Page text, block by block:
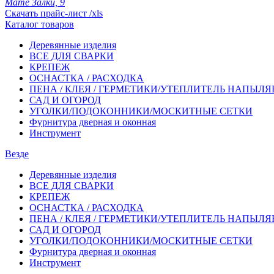
Скачать прайс-лист /xls
Каталог товаров
Деревянные изделия
ВСЕ ДЛЯ СВАРКИ
КРЕПЕЖ
ОСНАСТКА / РАСХОДКА
ПЕНА / КЛЕЯ / ГЕРМЕТИКИ/УТЕПЛИТЕЛЬ
САД И ОГОРОД
УГОЛКИ/ПОДОКОННИКИ/МОСКИТНЫЕ СЕТКИ
Фурнитура дверная и оконная
Инструмент
Везде
Деревянные изделия
ВСЕ ДЛЯ СВАРКИ
КРЕПЕЖ
ОСНАСТКА / РАСХОДКА
ПЕНА / КЛЕЯ / ГЕРМЕТИКИ/УТЕПЛИТЕЛЬ
САД И ОГОРОД
УГОЛКИ/ПОДОКОННИКИ/МОСКИТНЫЕ СЕТКИ
Фурнитура дверная и оконная
Инструмент